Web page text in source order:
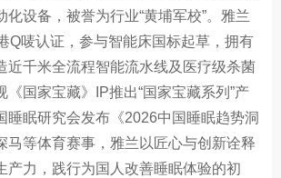
化设备，被誉为行业“黄埔军校”。雅兰
Q唛认证，参与智能床国标起草，拥有
近千米全流程智能流水线及医疗级杀菌
《国家宝藏》IP推出“国家宝藏系列”产
睡眠研究会发布《2026中国睡眠趋势洞
马等体育赛事，雅兰以匠心与创新诠释
产力，践行为国人改善睡眠体验的初